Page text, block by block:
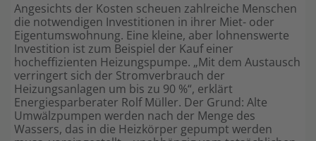
Angesichts der Kosten scheuen zahlreiche Menschen
die notwendigen Investitionen in ihrer Miet- oder
Eigentumswohnung. Eine kleine, aber lohnenswerte
Investition ist zum Beispiel der Kauf einer
hocheffizienten Heizungspumpe. „Mit dem Austausch
verringert sich der Stromverbrauch der
Heizungsanlagen um bis zu 90 %“, erklärt
Energiesparberater Rolf Müller. Der Grund: Alte
Umwälzpumpen werden nach der Menge des
Wassers, das in die Heizkörper gepumpt werden